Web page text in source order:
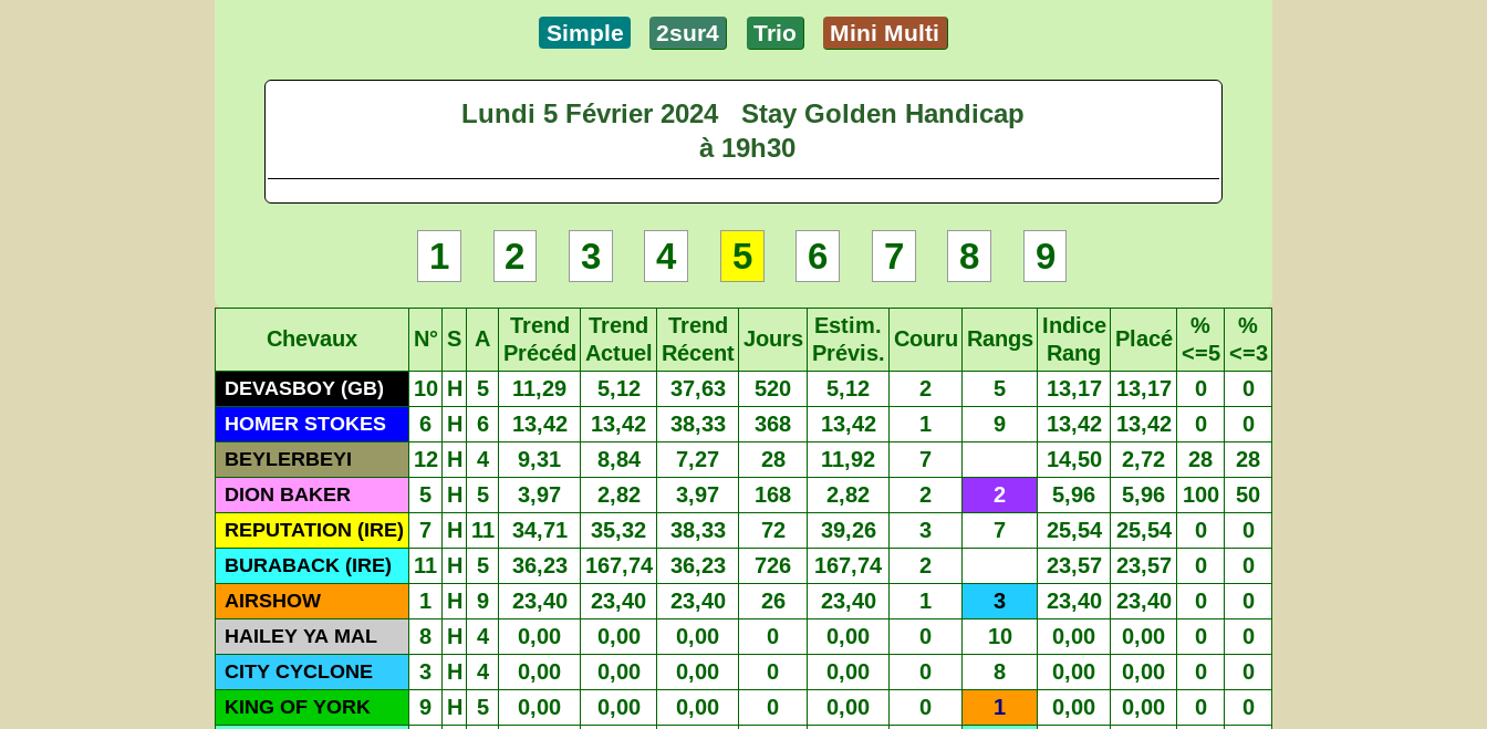
Simple 2sur4 Trio Mini Multi
Lundi 5 Février 2024
Stay Golden Handicap
à 19h30
1 2 3 4 5 6 7 8 9
Chevaux N° S A
Trend
Précéd
Trend
Actuel
Trend
Récent
Jours
Estim.
Prévis.
Couru Rangs
Indice
Rang
Placé
%
<=5
%
<=3
DEVASBOY (GB) 10 H 5 11,29 5,12 37,63 520 5,12 2 5 13,17 13,17 0 0
HOMER STOKES 6 H 6 13,42 13,42 38,33 368 13,42 1 9 13,42 13,42 0 0
BEYLERBEYI 12 H 4 9,31 8,84 7,27 28 11,92 7 14,50 2,72 28 28
DION BAKER 5 H 5 3,97 2,82 3,97 168 2,82 2 2 5,96 5,96 100 50
REPUTATION (IRE) 7 H 11 34,71 35,32 38,33 72 39,26 3 7 25,54 25,54 0 0
BURABACK (IRE) 11 H 5 36,23 167,74 36,23 726 167,74 2 23,57 23,57 0 0
AIRSHOW 1 H 9 23,40 23,40 23,40 26 23,40 1 3 23,40 23,40 0 0
HAILEY YA MAL 8 H 4 0,00 0,00 0,00 0 0,00 0 10 0,00 0,00 0 0
CITY CYCLONE 3 H 4 0,00 0,00 0,00 0 0,00 0 8 0,00 0,00 0 0
KING OF YORK 9 H 5 0,00 0,00 0,00 0 0,00 0 1 0,00 0,00 0 0